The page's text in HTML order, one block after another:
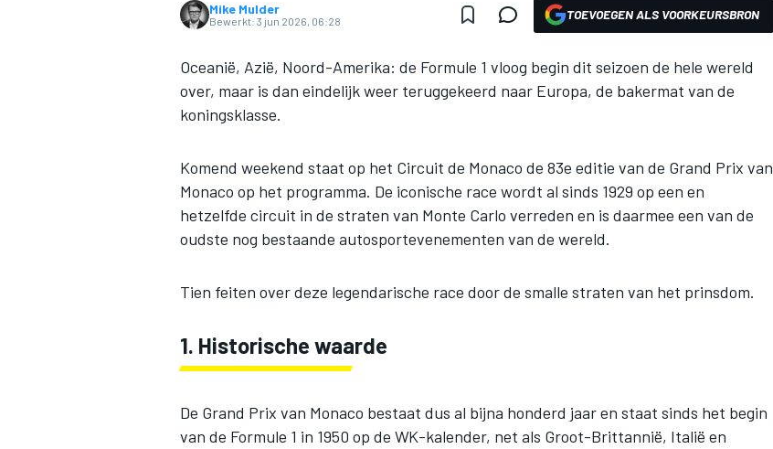
INDYCAR
Mike Mulder
Bewerkt: 3 jun 2026, 06:28 TOEVOEGEN ALS VOORKEURSBRON
Oceanië, Azië, Noord-Amerika: de Formule 1 vloog begin dit seizoen de hele wereld
over, maar is dan eindelijk weer teruggekeerd naar Europa, de bakermat van de
koningsklasse.
Komend weekend staat op het Circuit de Monaco de 83e editie van de Grand Prix van
Monaco op het programma. De iconische race wordt al sinds 1929 op een en
hetzelfde circuit in de straten van Monte Carlo verreden en is daarmee een van de
oudste nog bestaande autosportevenementen van de wereld.
Tien feiten over deze legendarische race door de smalle straten van het prinsdom.
1. Historische waarde
De Grand Prix van Monaco bestaat dus al bijna honderd jaar en staat sinds het begin
van de Formule 1 in 1950 op de WK-kalender, net als Groot-Brittannië, Italië en